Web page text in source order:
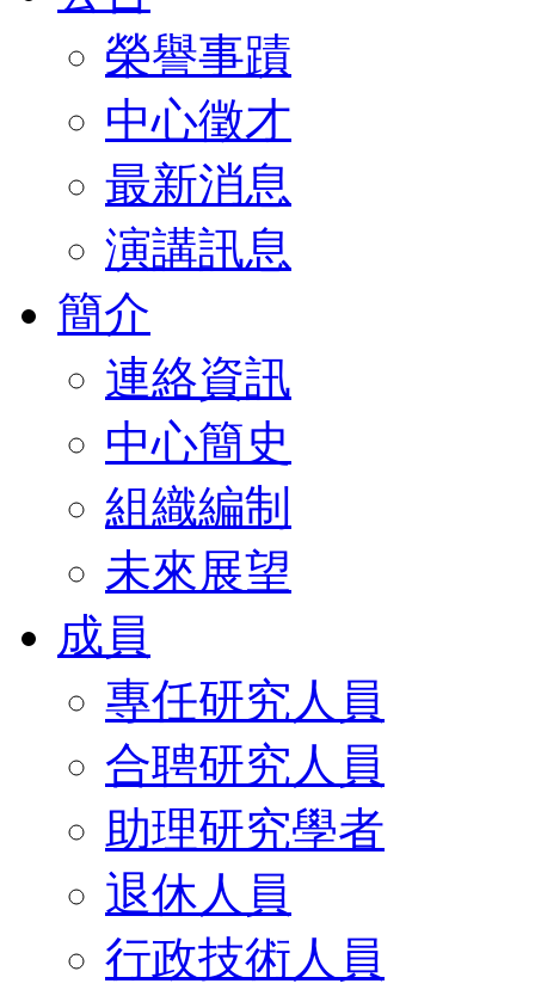
榮譽事蹟
中心徵才
最新消息
演講訊息
簡介
連絡資訊
中心簡史
組織編制
未來展望
成員
專任研究人員
合聘研究人員
助理研究學者
退休人員
行政技術人員